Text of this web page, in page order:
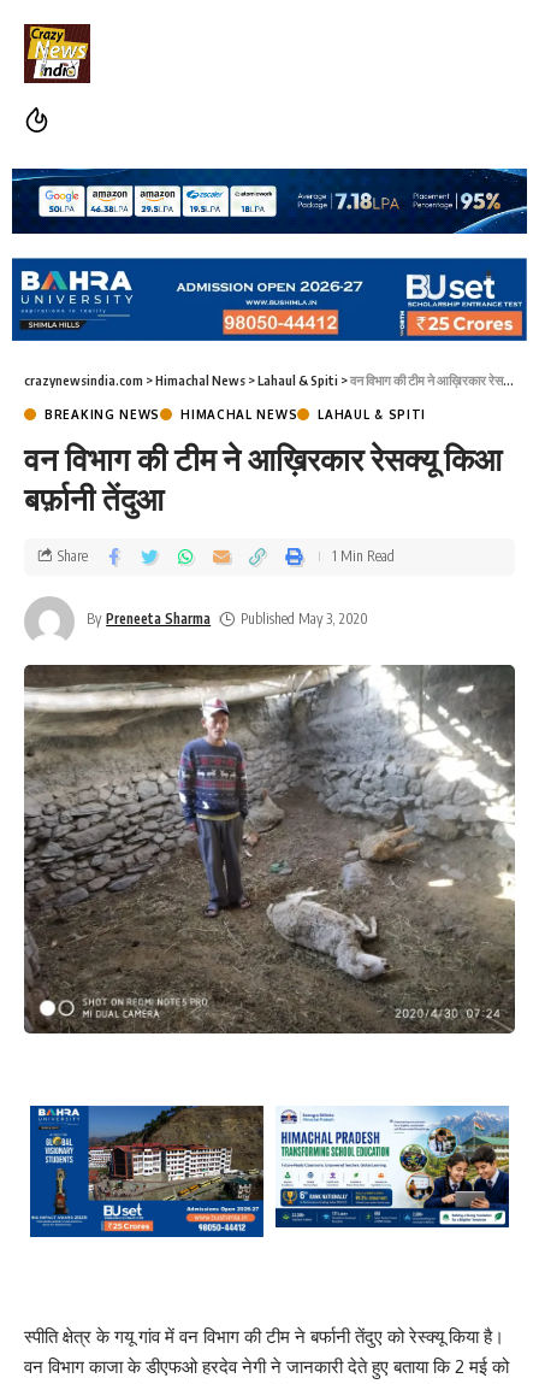
crazynewsindia.com >Himachal News >Lahaul & Spiti >वन विभाग की टीम ने आख़िरकार रेसक्यू किआ बर्फ़ानी तेंदुआ
BREAKING NEWS HIMACHAL NEWS LAHAUL & SPITI
वन विभाग की टीम ने आख़िरकार रेसक्यू किआ
बर्फ़ानी तेंदुआ
By Preneeta Sharma Published May 3, 2020
Share 1 Min Read
स्पीति क्षेत्र के गयू गांव में वन विभाग की टीम ने बर्फानी तेंदुए को रेस्क्यू किया है।
वन विभाग काजा के डीएफओ हरदेव नेगी ने जानकारी देते हुए बताया कि 2 मई को